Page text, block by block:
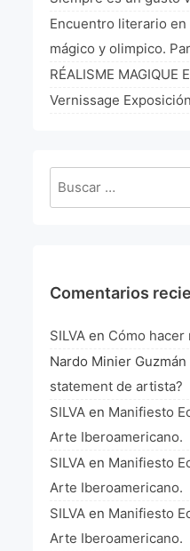
La Fórmula
Encuentro literario
mágico y olimpico.
RÉALISME MAGIQUE
Vernissage
Buscar:
Comentarios
SILVA en Cómo hacer
Nardo Minier Guzmán
statement de artista?
SILVA en Manifiesto
Arte Iberoamericano.
SILVA en Manifiesto
Arte Iberoamericano.
SILVA en Manifiesto
Arte Iberoamericano.